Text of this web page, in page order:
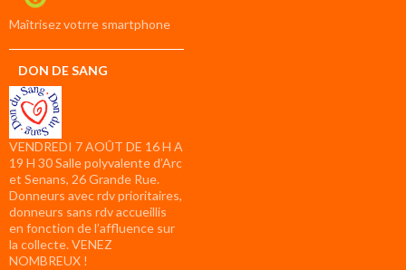
compte
Maîtrisez votrre smartphone
DON DE SANG
VENDREDI 7 AOÛT DE 16 H A
19 H 30 Salle polyvalente d’Arc
et Senans, 26 Grande Rue.
Donneurs avec rdv prioritaires,
donneurs sans rdv accueillis
en fonction de l’affluence sur
la collecte. VENEZ
NOMBREUX !